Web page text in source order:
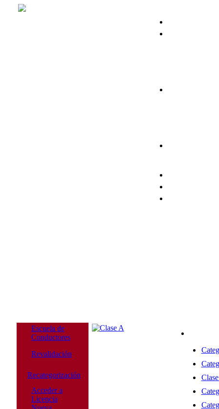
Escuela de
Conductores
Revalidación
Recategorización
Acceder a
Licencia